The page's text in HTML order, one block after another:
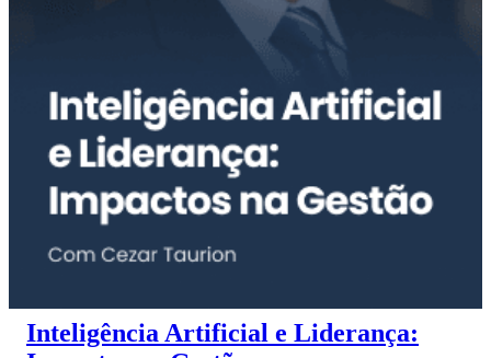
Inteligência Artificial e Liderança: